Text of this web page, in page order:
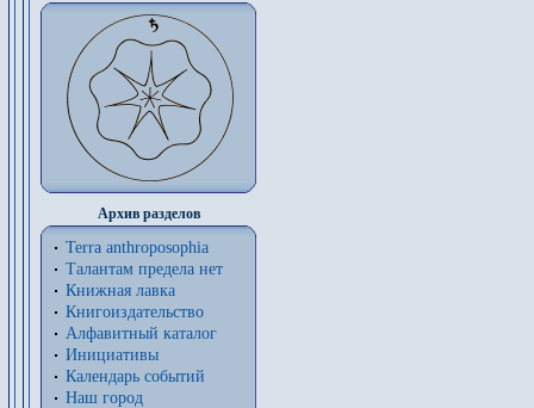
Архив разделов
Terra anthroposophia
Талантам предела нет
Книжная лавка
Книгоиздательство
Алфавитный каталог
Инициативы
Календарь событий
Наш город